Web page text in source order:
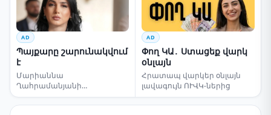
AD
Պայքարը շարունակվում
է
Մարիաննա
Ղահրամանյանի
սենսացիոն կոչը
AD
Փող ԿԱ․ Ստացեք վարկ
օնլայն
Հրատապ վարկեր օնլայն
լավագույն ՈՒՎԿ-ներից